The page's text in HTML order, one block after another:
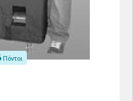
Πόντοι